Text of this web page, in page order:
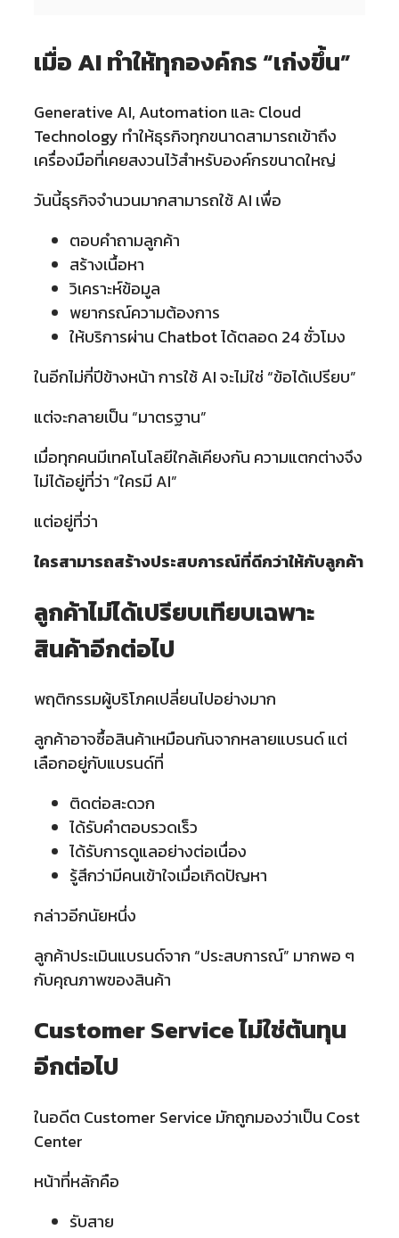
เมื่อ AI ทำให้ทุกองค์กร “เก่งขึ้น”
Generative AI, Automation และ Cloud
Technology ทำให้ธุรกิจทุกขนาดสามารถเข้าถึง
เครื่องมือที่เคยสงวนไว้สำหรับองค์กรขนาดใหญ่
วันนี้ธุรกิจจำนวนมากสามารถใช้ AI เพื่อ
ตอบคำถามลูกค้า
สร้างเนื้อหา
วิเคราะห์ข้อมูล
พยากรณ์ความต้องการ
ให้บริการผ่าน Chatbot ได้ตลอด 24 ชั่วโมง
ในอีกไม่กี่ปีข้างหน้า การใช้ AI จะไม่ใช่ “ข้อได้เปรียบ”
แต่จะกลายเป็น “มาตรฐาน”
เมื่อทุกคนมีเทคโนโลยีใกล้เคียงกัน ความแตกต่างจึง
ไม่ได้อยู่ที่ว่า “ใครมี AI”
แต่อยู่ที่ว่า
ใครสามารถสร้างประสบการณ์ที่ดีกว่าให้กับลูกค้า
ลูกค้าไม่ได้เปรียบเทียบเฉพาะ
สินค้าอีกต่อไป
พฤติกรรมผู้บริโภคเปลี่ยนไปอย่างมาก
ลูกค้าอาจซื้อสินค้าเหมือนกันจากหลายแบรนด์ แต่
เลือกอยู่กับแบรนด์ที่
ติดต่อสะดวก
ได้รับคำตอบรวดเร็ว
ได้รับการดูแลอย่างต่อเนื่อง
รู้สึกว่ามีคนเข้าใจเมื่อเกิดปัญหา
กล่าวอีกนัยหนึ่ง
ลูกค้าประเมินแบรนด์จาก “ประสบการณ์” มากพอ ๆ
กับคุณภาพของสินค้า
Customer Service ไม่ใช่ต้นทุน
อีกต่อไป
ในอดีต Customer Service มักถูกมองว่าเป็น Cost
Center
หน้าที่หลักคือ
รับสาย